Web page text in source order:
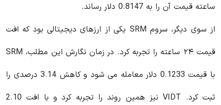
ساعته قیمت آن را به 0.8147 دلار رساند.
از سوی دیگر، سروم SRM یکی از ارزهای دیجیتالی بود که افت
قیمت ۲۴ ساعته را تجربه کرد. در زمان نگارش این مطلب، SRM
با قیمت 0.1233 دلار معامله می شود و کاهش 3.14 درصدی را
ثبت کرد. VIDT نیز همین روند را تجربه کرد و با افت 2.10